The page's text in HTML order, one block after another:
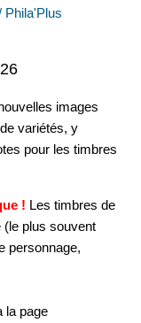
Phila'Plus
images
variétés, y
pour les timbres
! Les timbres de
(le plus souvent
personnage,
la page